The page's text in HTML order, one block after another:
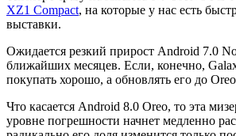
XZ1 Compact, на которые у нас есть
выставки.
Ожидается резкий прирост Android 7.0
ближайших месяцев. Если, конечно,
покупать хорошо, а обновлять его до
Что касается Android 8.0 Oreo, то эта
уровне погрешности начнет медленно